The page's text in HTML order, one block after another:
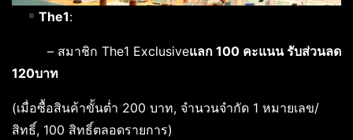
The1:
– สมาชิก The1 Exclusiveแลก 100 คะแนน รับส่วนลด
120บาท
(เมื่อซื้อสินค้าขั้นต่ำ 200 บาท, จำนวนจำกัด 1 หมายเลข/
สิทธิ์, 100 สิทธิ์ตลอดรายการ)